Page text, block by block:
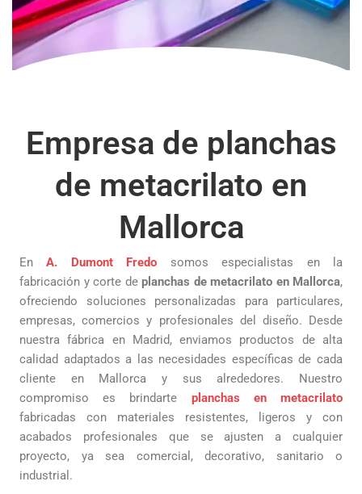
Empresa de planchas
de metacrilato en
Mallorca
EnA. Dumont Fredo somos especialistas en la
fabricación y corte de planchas de metacrilato en Mallorca,
ofreciendo soluciones personalizadas para particulares,
empresas, comercios y profesionales del diseño. Desde
nuestra fábrica en Madrid, enviamos productos de alta
calidad adaptados a las necesidades específicas de cada
cliente en Mallorca y sus alrededores. Nuestro
compromiso es brindarte planchas en metacrilato
fabricadas con materiales resistentes, ligeros y con
acabados profesionales que se ajusten a cualquier
proyecto, ya sea comercial, decorativo, sanitario o
industrial.